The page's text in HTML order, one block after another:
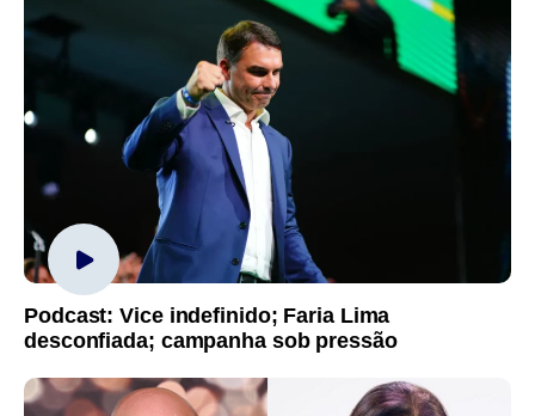
Podcast: Vice indefinido; Faria Lima
desconfiada; campanha sob pressão